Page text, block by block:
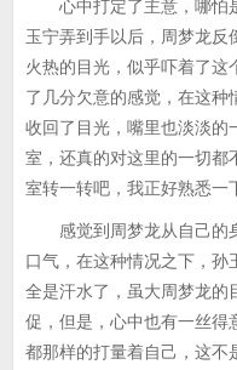
心中打定了主意，哪怕
玉宁弄到手以后，周梦龙反
火热的目光，似乎吓着了这
了几分欠意的感觉，在这种
收回了目光，嘴里也淡淡的
室，还真的对这里的一切都
室转一转吧，我正好熟悉一
感觉到周梦龙从自己的
口气，在这种情况之下，孙
全是汗水了，虽大周梦龙的
促，但是，心中也有一丝得
都那样的打量着自己，这不